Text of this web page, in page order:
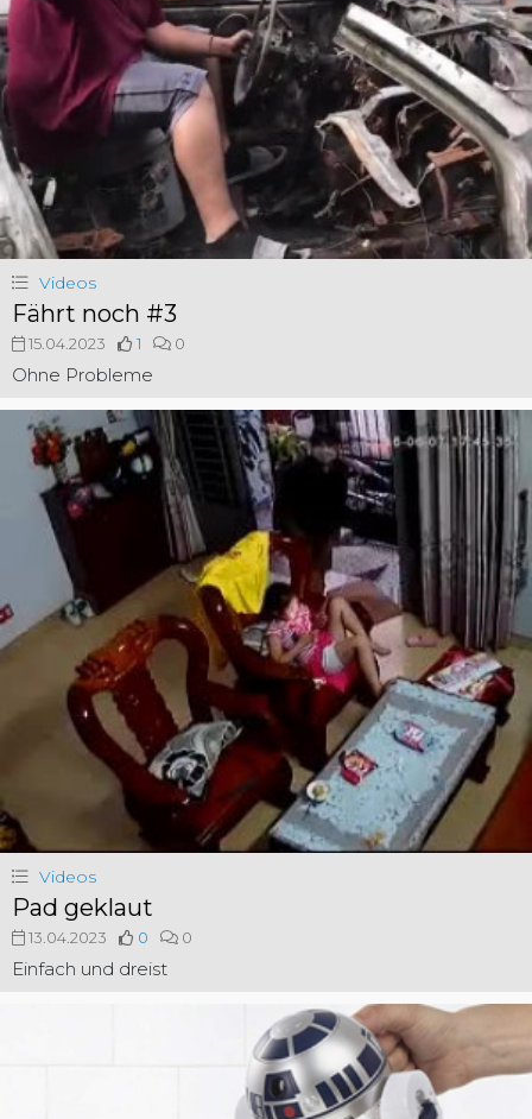
Videos
Fährt noch #3
15.04.2023 1 0
Ohne Probleme
Videos
Pad geklaut
13.04.2023 0 0
Einfach und dreist